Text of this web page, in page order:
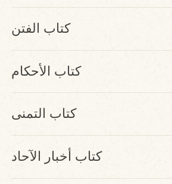
كتاب الفتن
كتاب الأحكام
كتاب التمنى
كتاب أخبار الآحاد